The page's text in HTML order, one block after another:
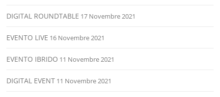
DIGITAL ROUNDTABLE 17 Novembre 2021
EVENTO LIVE 16 Novembre 2021
EVENTO IBRIDO 11 Novembre 2021
DIGITAL EVENT 11 Novembre 2021